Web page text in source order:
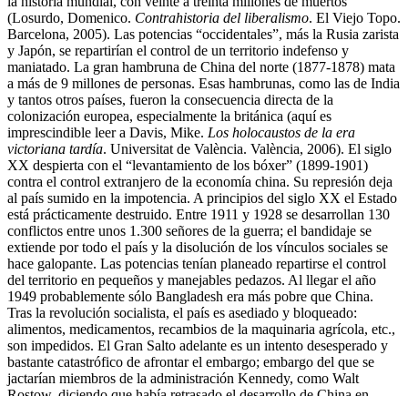
(Losurdo, Domenico. Contrahistoria del liberalismo. El Viejo Topo.
Barcelona, 2005). Las potencias “occidentales”, más la Rusia zarista
y Japón, se repartirían el control de un territorio indefenso y
maniatado. La gran hambruna de China del norte (1877-1878) mata
a más de 9 millones de personas. Esas hambrunas, como las de India
y tantos otros países, fueron la consecuencia directa de la
colonización europea, especialmente la británica (aquí es
imprescindible leer a Davis, Mike. Los holocaustos de la era
victoriana tardía. Universitat de València. València, 2006). El siglo
XX despierta con el “levantamiento de los bóxer” (1899-1901)
contra el control extranjero de la economía china. Su represión deja
al país sumido en la impotencia. A principios del siglo XX el Estado
está prácticamente destruido. Entre 1911 y 1928 se desarrollan 130
conflictos entre unos 1.300 señores de la guerra; el bandidaje se
extiende por todo el país y la disolución de los vínculos sociales se
hace galopante. Las potencias tenían planeado repartirse el control
del territorio en pequeños y manejables pedazos. Al llegar el año
1949 probablemente sólo Bangladesh era más pobre que China.
Tras la revolución socialista, el país es asediado y bloqueado:
alimentos, medicamentos, recambios de la maquinaria agrícola, etc.,
son impedidos. El Gran Salto adelante es un intento desesperado y
bastante catastrófico de afrontar el embargo; embargo del que se
jactarían miembros de la administración Kennedy, como Walt